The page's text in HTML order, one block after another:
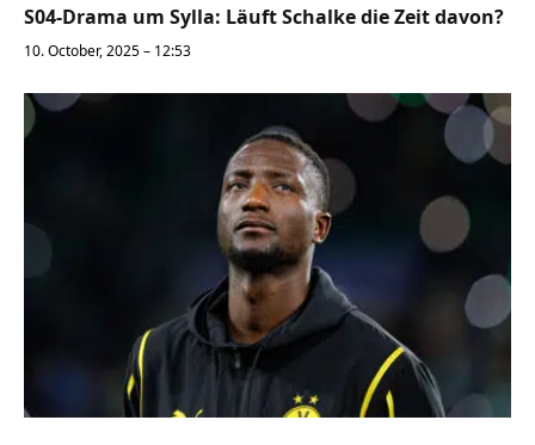
S04-Drama um Sylla: Läuft Schalke die Zeit davon?
10. October, 2025 – 12:53